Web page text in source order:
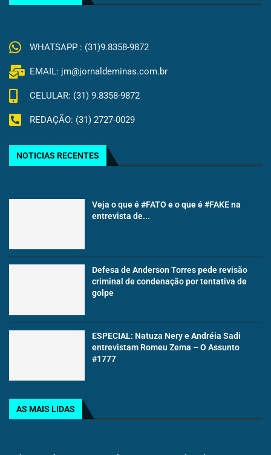
WHATSAPP : (31)9.8358-9872
EMAIL: jm@jornaldeminas.com.br
CELULAR: (31) 9.8358-9872
REDAÇÃO: (31) 2727-0029
NOTICIAS RECENTES
Veja o que é #FATO e o que é #FAKE na
entrevista de...
Defesa de Anderson Torres pede revisão
criminal de condenação por tentativa de
golpe
ESPECIAL: Natuza Nery e Andréia Sadi
entrevistam Romeu Zema – O Assunto
#1777
AS MAIS LIDAS